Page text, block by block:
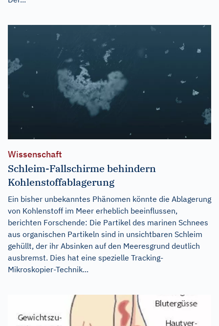
Wissenschaft
Schleim-Fallschirme behindern
Kohlenstoffablagerung
Ein bisher unbekanntes Phänomen könnte die Ablagerung
von Kohlenstoff im Meer erheblich beeinflussen,
berichten Forschende: Die Partikel des marinen Schnees
aus organischen Partikeln sind in unsichtbaren Schleim
gehüllt, der ihr Absinken auf den Meeresgrund deutlich
ausbremst. Dies hat eine spezielle Tracking-
Mikroskopier-Technik...